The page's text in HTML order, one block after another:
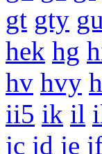
gt gty gu
hek hg
hv hvy
ii5 ik il
jc jd je